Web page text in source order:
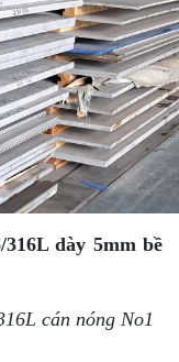
dày 5mm bề
cán nóng No1